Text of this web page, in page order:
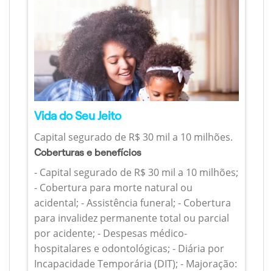
Vida do Seu Jeito
Capital segurado de R$ 30 mil a 10 milhões.
Coberturas e benefícios
- Capital segurado de R$ 30 mil a 10 milhões;
- Cobertura para morte natural ou
acidental; - Assistência funeral; - Cobertura
para invalidez permanente total ou parcial
por acidente; - Despesas médico-
hospitalares e odontológicas; - Diária por
Incapacidade Temporária (DIT); - Majoração: